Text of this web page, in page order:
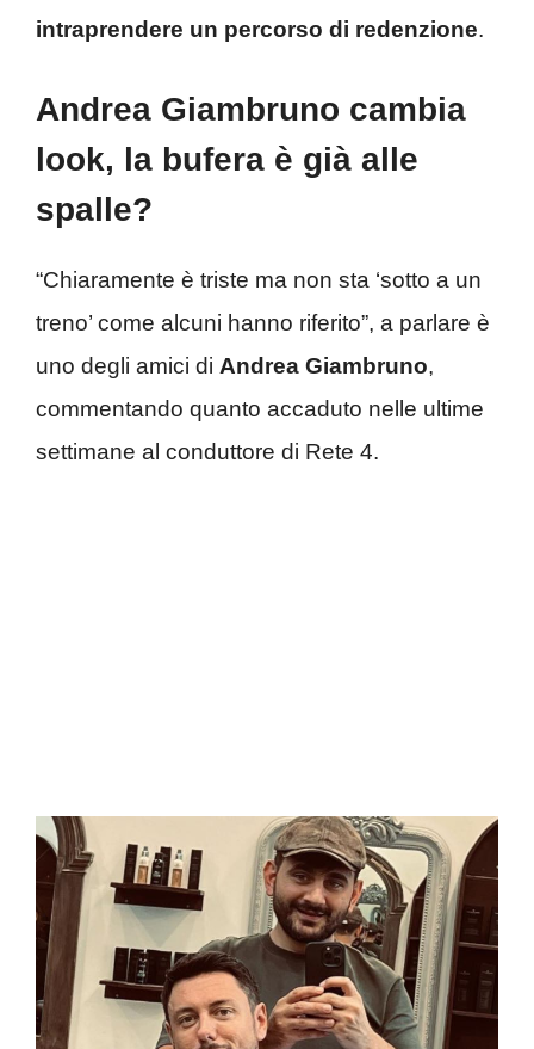
intraprendere un percorso di redenzione.
Andrea Giambruno cambia
look, la bufera è già alle
spalle?
“Chiaramente è triste ma non sta ‘sotto a un
treno’ come alcuni hanno riferito”, a parlare è
uno degli amici di Andrea Giambruno,
commentando quanto accaduto nelle ultime
settimane al conduttore di Rete 4.